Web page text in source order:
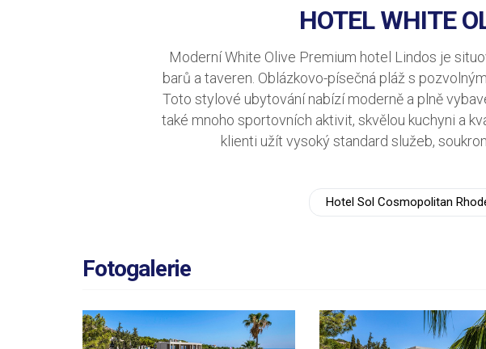
HOTEL WHITE
Moderní White Olive Premium hotel Lindos je
barů a taveren. Oblázkovo-písečná pláž s
Toto stylové ubytování nabízí moderně a plně
také mnoho sportovních aktivit, skvělou kuchyni a
klienti užít vysoký standard služeb,
Hotel Sol Cosmopolitan
Fotogalerie